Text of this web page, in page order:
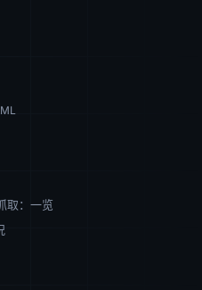
取：一览